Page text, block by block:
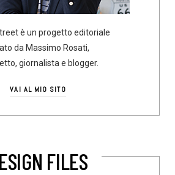
è un progetto editoriale
da Massimo Rosati,
giornalista e blogger.
VAI AL MIO SITO
FILES